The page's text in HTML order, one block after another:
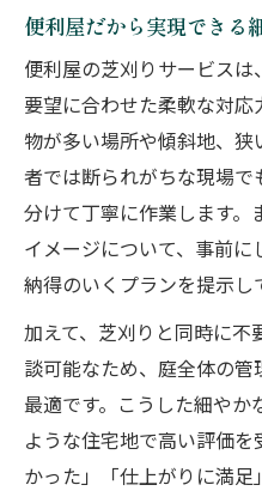
雑草の再発防止
便利屋だから実現できる
便利屋の芝刈りサービス
要望に合わせた柔軟な対
物が多い場所や傾斜地、
者では断られがちな現場
分けて丁寧に作業します
イメージについて、事前に
納得のいくプランを提示し
加えて、芝刈りと同時に
談可能なため、庭全体の
最適です。こうした細や
ような住宅地で高い評価
かった」「仕上がりに満